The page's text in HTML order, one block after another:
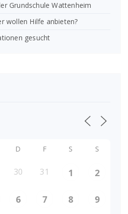
Grundschule Wattenheim
wollen Hilfe anbieten?
gesucht
D F S S
30 31 1 2
6 7 8 9